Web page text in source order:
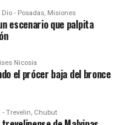
- Posadas, Misiones
escenario que palpita
Nicosia
el prócer baja del bronce
- Trevelin, Chubut